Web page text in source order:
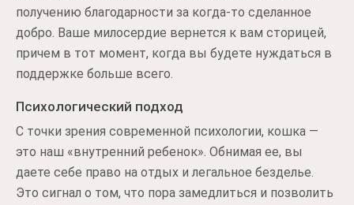
получению благодарности за когда-то сделанное
добро. Ваше милосердие вернется к вам сторицей,
причем в тот момент, когда вы будете нуждаться в
поддержке больше всего.
Психологический подход
С точки зрения современной психологии, кошка —
это наш «внутренний ребенок». Обнимая ее, вы
даете себе право на отдых и легальное безделье.
Это сигнал о том, что пора замедлиться и позволить